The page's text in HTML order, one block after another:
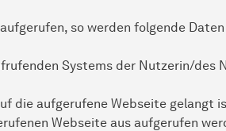
so werden folgende
Systems der Nutzerin/des
die aufgerufene Webseite gelangt
Webseite aus aufgerufen